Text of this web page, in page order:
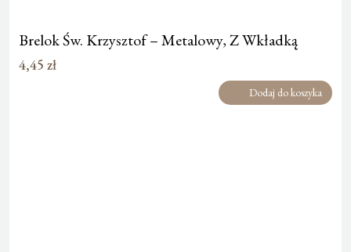
Brelok Św. Krzysztof – Metalowy, Z Wkładką
4,45 zł
Dodaj do koszyka